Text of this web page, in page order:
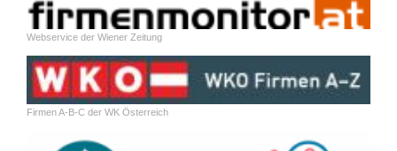
Webservice der Wiener Zeitung
Firmen A-B-C der WK Österreich